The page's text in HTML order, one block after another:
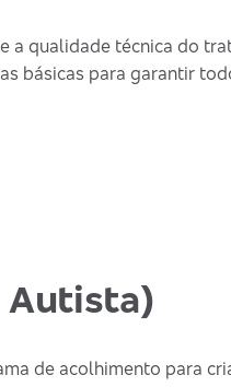
a qualidade técnica do
básicas para garantir
Autista)
de acolhimento para